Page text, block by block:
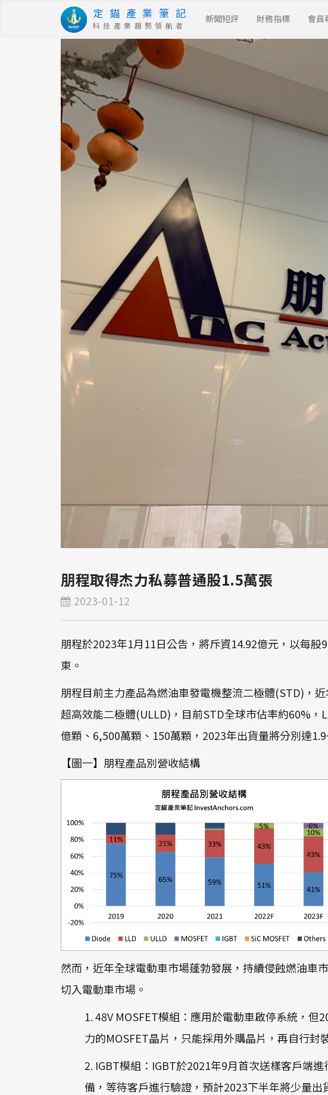
定 錨 產 業 筆 記
科 技 產 業 趨 勢 領 航 者
新聞短評 財務指標 會員
朋程取得杰力私募普通股1.5萬張
2023-01-12
朋程於2023年1月11日公告，將斥資14.92億元，以每
東。
朋程目前主力產品為燃油車發電機整流二極體(STD)，
超高效能二極體(ULLD)，目前STD全球市佔率約60%
億顆、6,500萬顆、150萬顆，2023年出貨量將分別達
【圖一】朋程產品別營收結構
然而，近年全球電動車市場蓬勃發展，持續侵蝕燃油車
切入電動車市場。
1. 48V MOSFET模組：應用於電動車啟停系統，
力的MOSFET晶片，只能採用外購晶片，再自行
2. IGBT模組：IGBT於2021年9月首次送樣客戶端
備，等待客戶進行驗證，預計2023下半年將少量